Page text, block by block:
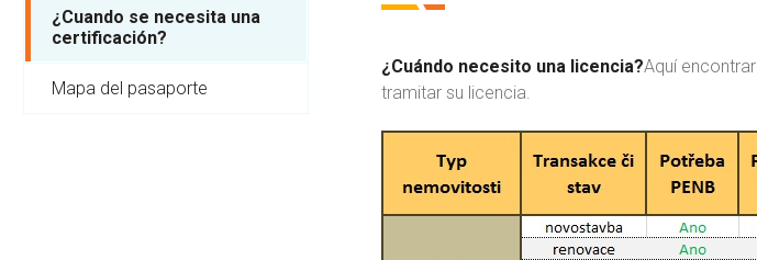
¿Cuando se necesita una
certificación?
Mapa del pasaporte
¿Cuándo necesito una licencia?Aquí
tramitar su licencia.